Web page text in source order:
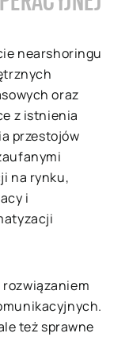
nearshoringu
oraz
z istnienia
przestojów
na rynku,
i
rozwiązaniem
też sprawne